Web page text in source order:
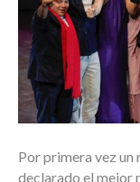
Por primera vez un
declarado el mejor